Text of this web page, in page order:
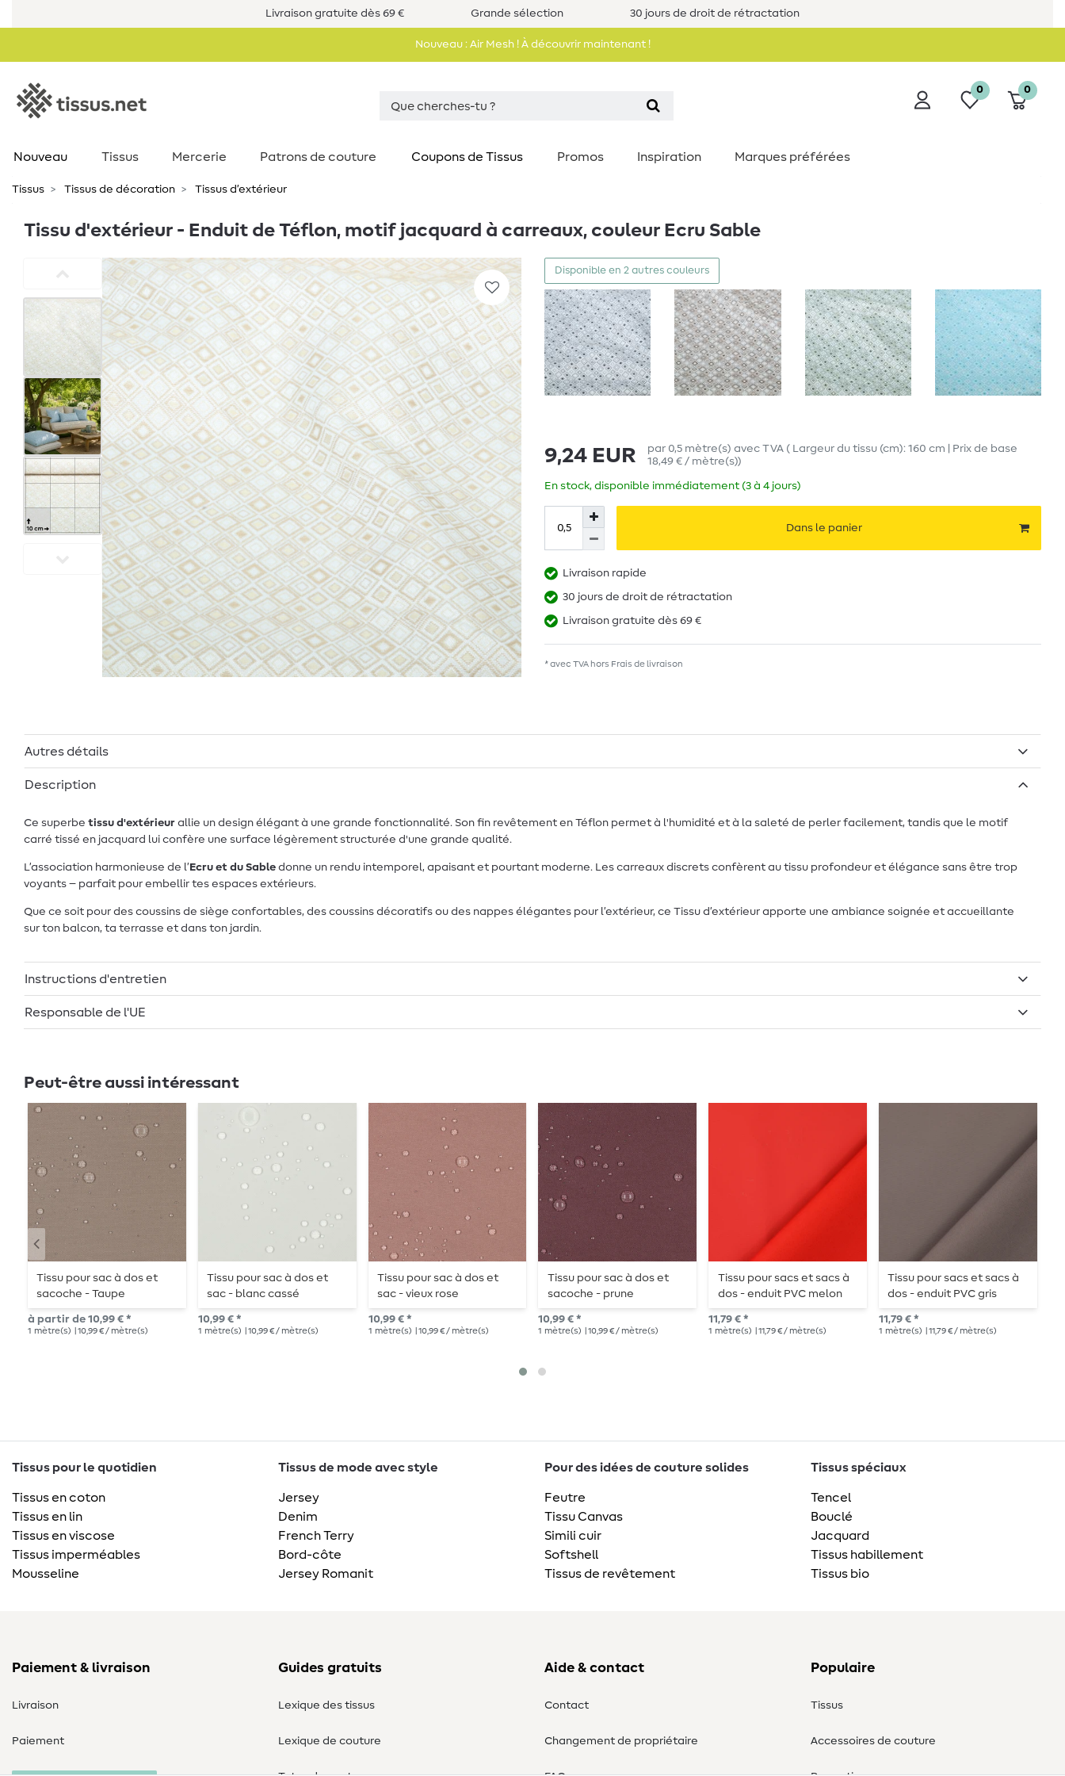
Livraison gratuite dès 69 € Grande sélection 30 jours de droit de rétractation
Nouveau : Air Mesh ! À découvrir maintenant !
0 0
Nouveau Tissus Mercerie Patrons de couture Coupons de Tissus Promos Inspiration Marques préférées
Tissus Tissus de décoration Tissus d’extérieur
Tissu d'extérieur - Enduit de Téflon, motif jacquard à carreaux, couleur Ecru Sable
Disponible en 2 autres couleurs
9,24 EUR par 0,5 mètre(s) avec TVA ( Largeur du tissu (cm): 160 cm | Prix de base
18,49 € / mètre(s))
En stock, disponible immédiatement (3 à 4 jours)
Dans le panier
Livraison rapide
30 jours de droit de rétractation
Livraison gratuite dès 69 €
* avec TVA hors Frais de livraison
Autres détails
Description
Ce superbe tissu d'extérieur allie un design élégant à une grande fonctionnalité. Son fin revêtement en Téflon permet à l'humidité et à la saleté de perler facilement, tandis que le motif
carré tissé en jacquard lui confère une surface légèrement structurée d'une grande qualité.
L’association harmonieuse de l’Ecru et du Sable donne un rendu intemporel, apaisant et pourtant moderne. Les carreaux discrets confèrent au tissu profondeur et élégance sans être trop
voyants – parfait pour embellir tes espaces extérieurs.
Que ce soit pour des coussins de siège confortables, des coussins décoratifs ou des nappes élégantes pour l’extérieur, ce Tissu d’extérieur apporte une ambiance soignée et accueillante
sur ton balcon, ta terrasse et dans ton jardin.
Instructions d'entretien
Responsable de l'UE
Peut-être aussi intéressant
Tissu pour sac à dos et
sacoche - Taupe
à partir de 10,99 € *
1 mètre(s) | 10,99 € / mètre(s)
Tissu pour sac à dos et
sac - blanc cassé
10,99 € *
1 mètre(s) | 10,99 € / mètre(s)
Tissu pour sac à dos et
sac - vieux rose
10,99 € *
1 mètre(s) | 10,99 € / mètre(s)
Tissu pour sac à dos et
sacoche - prune
10,99 € *
1 mètre(s) | 10,99 € / mètre(s)
Tissu pour sacs et sacs à
dos - enduit PVC melon
11,79 € *
1 mètre(s) | 11,79 € / mètre(s)
Tissu pour sacs et sacs à
dos - enduit PVC gris
11,79 € *
1 mètre(s) | 11,79 € / mètre(s)
Tissus pour le quotidien
Tissus en coton
Tissus en lin
Tissus en viscose
Tissus imperméables
Mousseline
Tissus de mode avec style
Jersey
Denim
French Terry
Bord-côte
Jersey Romanit
Pour des idées de couture solides
Feutre
Tissu Canvas
Simili cuir
Softshell
Tissus de revêtement
Tissus spéciaux
Tencel
Bouclé
Jacquard
Tissus habillement
Tissus bio
Paiement & livraison
Livraison
Paiement
Guides gratuits
Lexique des tissus
Lexique de couture
Aide & contact
Contact
Changement de propriétaire
Populaire
Tissus
Accessoires de couture